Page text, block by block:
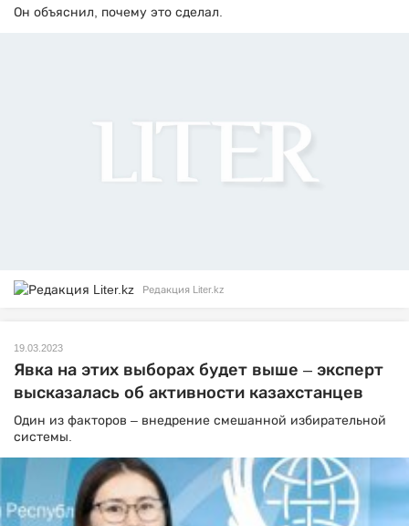
Он объяснил, почему это сделал.
Редакция Liter.kz
19.03.2023
Явка на этих выборах будет выше – эксперт
высказалась об активности казахстанцев
Один из факторов – внедрение смешанной избирательной
системы.